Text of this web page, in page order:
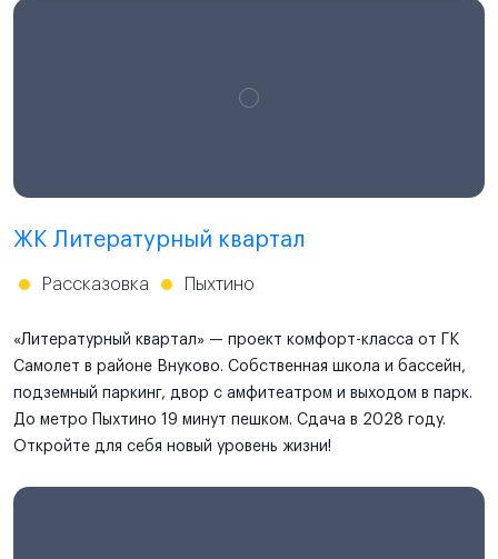
ЖК Литературный квартал
Рассказовка Пыхтино
«Литературный квартал» — проект комфорт-класса от ГК
Самолет в районе Внуково. Собственная школа и бассейн,
подземный паркинг, двор с амфитеатром и выходом в парк.
До метро Пыхтино 19 минут пешком. Сдача в 2028 году.
Откройте для себя новый уровень жизни!